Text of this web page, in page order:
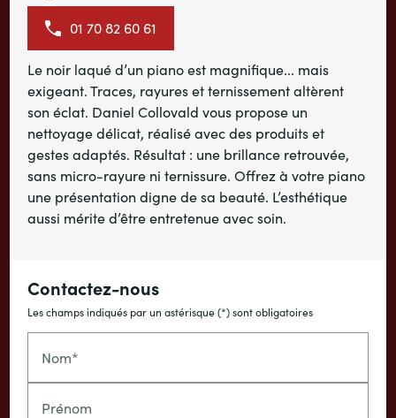
01 70 82 60 61
Le noir laqué d’un piano est magnifique... mais
exigeant. Traces, rayures et ternissement altèrent
son éclat. Daniel Collovald vous propose un
nettoyage délicat, réalisé avec des produits et
gestes adaptés. Résultat : une brillance retrouvée,
sans micro-rayure ni ternissure. Offrez à votre piano
une présentation digne de sa beauté. L’esthétique
aussi mérite d’être entretenue avec soin.
Contactez-nous
Les champs indiqués par un astérisque (*) sont obligatoires
Nom*
Prénom